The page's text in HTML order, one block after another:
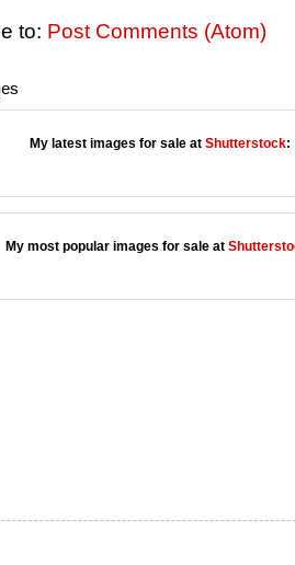
to: Post Comments (Atom)
My latest images for sale at Shutterstock:
My most popular images for sale at